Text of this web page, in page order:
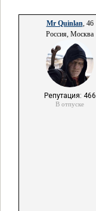
Mr Quinlan, 46
Россия, Москва
Репутация: 466
В отпуске